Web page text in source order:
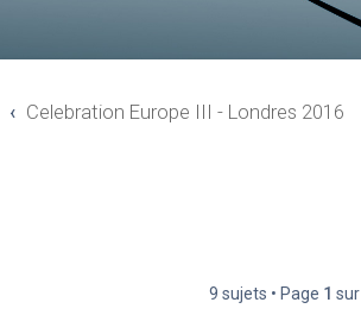
Celebration Europe III - Londres 2016
9 sujets • Page 1 sur